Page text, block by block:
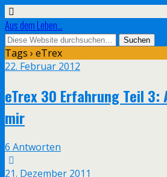
Aus dem Leben...
Tags › eTrex
22. Februar 2012
eTrex 30 Erfahrung Teil 3:
mir
6 Antworten
21. Dezember 2011